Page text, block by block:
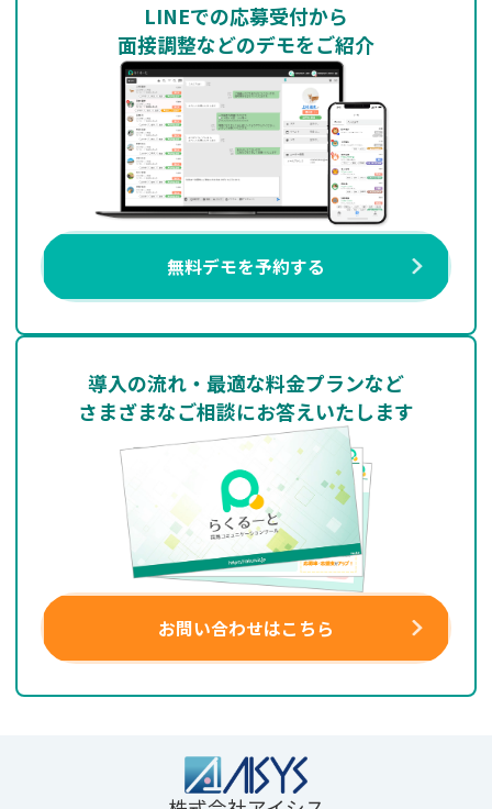
LINEでの応募受付から
面接調整などのデモをご紹介
無料デモを予約する
導入の流れ・最適な料金プランなど
さまざまなご相談にお答えいたします
お問い合わせはこちら